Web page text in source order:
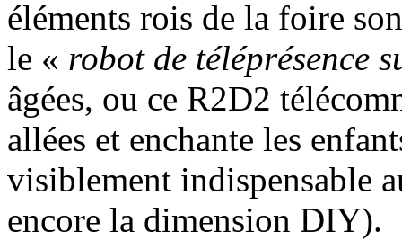
éléments rois de la foire
le « robot de téléprésence
âgées, ou ce R2D2
allées et enchante les
visiblement indispensable
encore la dimension DIY).